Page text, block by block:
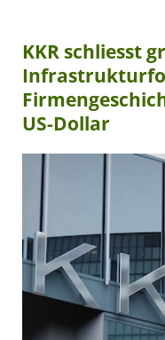
KKR schliesst
US-Dollar